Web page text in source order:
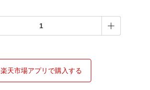
楽天市場アプリで購入する